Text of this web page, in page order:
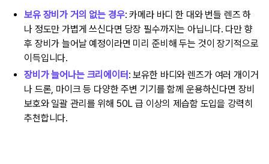
보유 장비가 거의 없는 경우: 카메라 바디 한 대와 번들 렌즈 하
나 정도만 가볍게 쓰신다면 당장 필수까지는 아닙니다. 다만 향
후 장비가 늘어날 예정이라면 미리 준비해 두는 것이 장기적으로
이득입니다.
장비가 늘어나는 크리에이터 : 보유한 바디와 렌즈가 여러 개이거
나 드론, 마이크 등 다양한 주변 기기를 함께 운용하신다면 장비
보호와 일괄 관리를 위해 50L 급 이상의 제습함 도입을 강력히
추천합니다.